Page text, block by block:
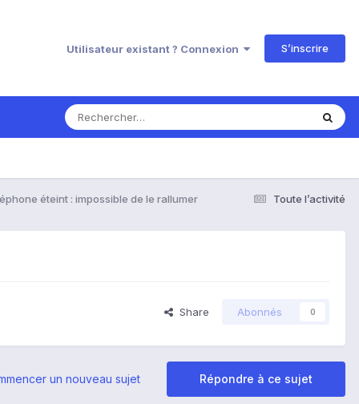
Utilisateur existant ? Connexion S’inscrire
Toute l’activité
éteint : impossible de le rallumer
Share Abonnés 0
Répondre à ce sujet
un nouveau sujet